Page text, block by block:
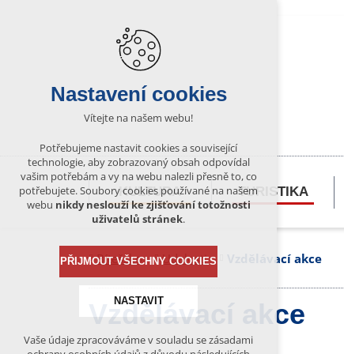
KULTURA TURISTIKA
Bítešsko Udalosti Vzdělávací akce
Vzdělávací akce
Nastavení cookies
Vítejte na našem webu!
Potřebujeme nastavit cookies a související
technologie, aby zobrazovaný obsah odpovídal
vašim potřebám a vy na webu nalezli přesně to, co
potřebujete. Soubory cookies používané na našem
webu nikdy neslouží ke zjišťování totožnosti
uživatelů stránek.
PŘIJMOUT VŠECHNY COOKIES
NASTAVIT
Technická cookies
Vaše údaje zpracováváme v souladu se zásadami